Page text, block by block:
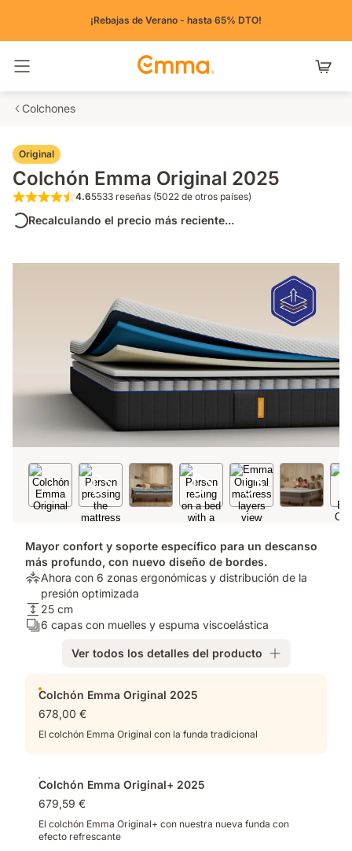
¡Rebajas de Verano - hasta 65% DTO!
Colchones
Original
Colchón Emma Original 2025
4.6 de 5 estrellas 5533 reseñas (5022 de
4.65533 reseñas (5022 de otros países)
Recalculando el precio más reciente...
Mayor confort y soporte específico para un descanso
más profundo, con nuevo diseño de bordes.
Alivio
presión:
Ahora
ergonómicas
distribución
optimizada​
Ahora con 6 zonas ergonómicas y distribución de la
presión optimizada​
Altura
del
25 cm
Número
capas
con
muelles
6 capas con muelles y espuma viscoelástica
Ver todos los detalles del producto
Colchón Emma Original 2025
678,00 €
El colchón Emma Original con la funda tradicional
Colchón Emma Original+ 2025
679,59 €
El colchón Emma Original+ con nuestra nueva funda con
efecto refrescante